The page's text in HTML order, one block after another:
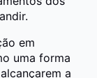
em
uma forma
a